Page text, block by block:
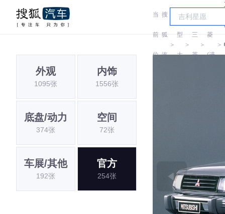
当
前
位
搜
狐
汽
＞
车
型
大
＞
三
菱
＞
菱
(进
＞
外观
1095张
内饰
1556张
底盘/动力
374张
空间
72张
车展/其他
192张
官方
254张